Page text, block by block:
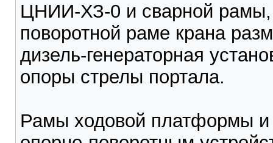
ЦНИИ-ХЗ-0 и сварной рамы,
поворотной раме крана
дизель-генераторная
опоры стрелы портала.
Рамы ходовой платформы и